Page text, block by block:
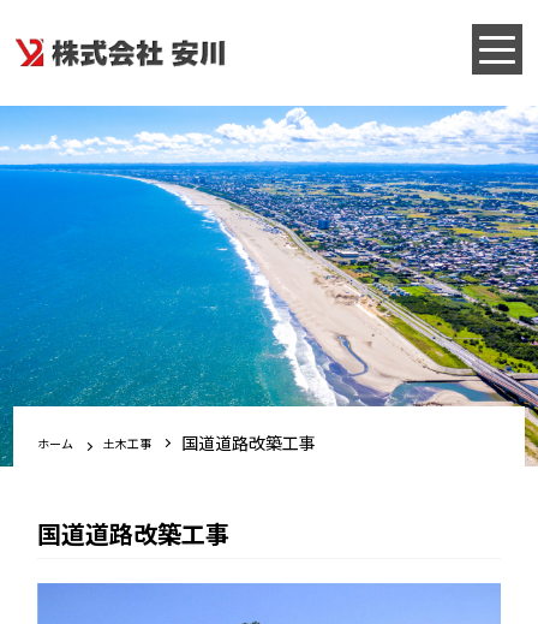
ホーム 土木工事 国道道路改築工事
国道道路改築工事